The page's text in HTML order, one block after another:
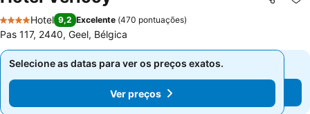
Partilhar
4 Estrelas
Hotel 9,2 Excelente (470 pontuações)
Pas 117, 2440, Geel, Bélgica
Selecione as datas para ver os preços exatos.
Ver preços
Selecione as datas para ver os preços exatos.
Ver preços